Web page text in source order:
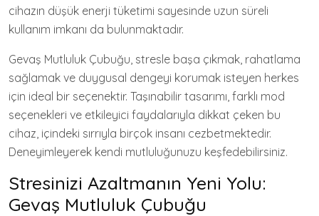
cihazın düşük enerji tüketimi sayesinde uzun süreli
kullanım imkanı da bulunmaktadır.
Gevaş Mutluluk Çubuğu, stresle başa çıkmak, rahatlama
sağlamak ve duygusal dengeyi korumak isteyen herkes
için ideal bir seçenektir. Taşınabilir tasarımı, farklı mod
seçenekleri ve etkileyici faydalarıyla dikkat çeken bu
cihaz, içindeki sırrıyla birçok insanı cezbetmektedir.
Deneyimleyerek kendi mutluluğunuzu keşfedebilirsiniz.
Stresinizi Azaltmanın Yeni Yolu:
Gevaş Mutluluk Çubuğu